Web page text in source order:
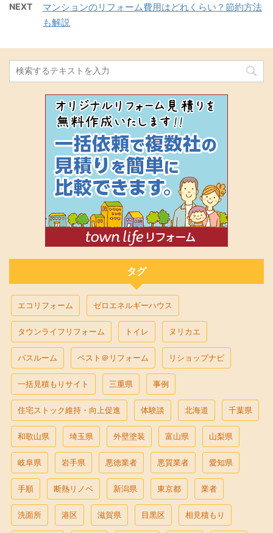
NEXT
マンションのリフォーム費用はどれくらい？節約方法
も解説
タグ
エコリフォーム ゼロエネルギーハウス
タウンライフリフォーム トイレ ヌリカエ
バスルーム ベスト＠リフォーム リショップナビ
一括見積もりサイト 三重県 事例
住宅ストック維持・向上促進 体験談 北海道 千葉県
和歌山県 埼玉県 外壁塗装 富山県 山梨県
岐阜県 岩手県 悪徳業者 悪質業者 愛知県
手順 断熱リノベ 新潟県 東京都 業者
洗面所 港区 滋賀県 目黒区 相見積もり